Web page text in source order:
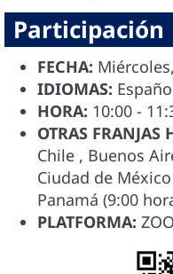
Participación
FECHA:
IDIOMAS:
HORA: 10:00 -
OTRAS FRANJAS
Chile , Buenos
Ciudad de
Panamá (9:00
PLATFORMA: